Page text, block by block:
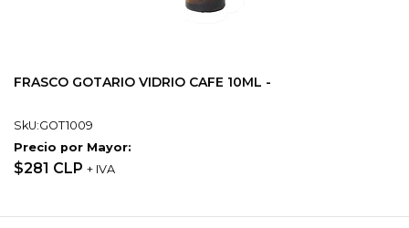
FRASCO GOTARIO VIDRIO CAFE 10ML -
SkU:GOT1009
Precio por Mayor:
$281 CLP + IVA